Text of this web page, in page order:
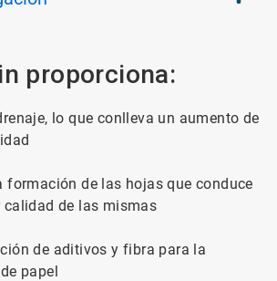
proporciona:
lo que conlleva un aumento de
formación de las hojas que conduce
calidad de las mismas
de aditivos y fibra para la
papel